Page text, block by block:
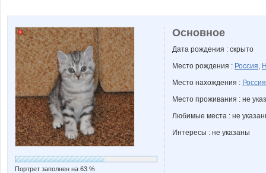
Портрет заполнен на 63 %
Основное
Дата рождения : скрыто
Место рождения : Россия,
Место нахождения : Россия
Место проживания : не
Любимые места : не
Интересы : не указаны